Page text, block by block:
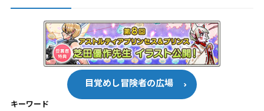
目覚めし冒険者の広場
キーワード